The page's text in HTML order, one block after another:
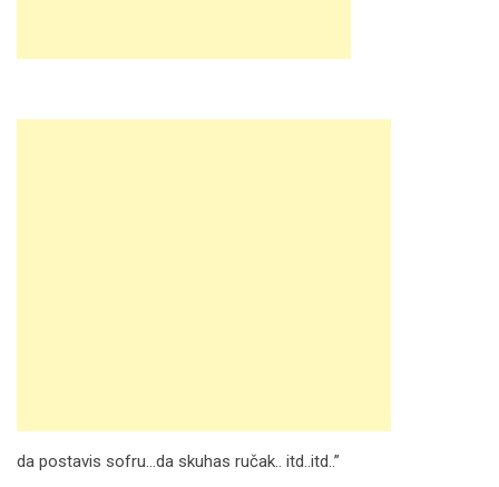
da postavis sofru…da skuhas ručak.. itd..itd..”